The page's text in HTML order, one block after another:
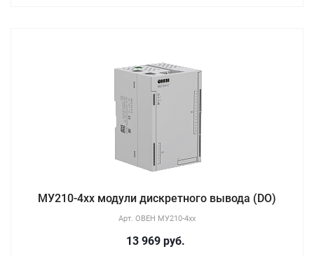
МУ210-4хх модули дискретного вывода (DO)
Арт. ОВЕН МУ210-4хх
13 969 руб.